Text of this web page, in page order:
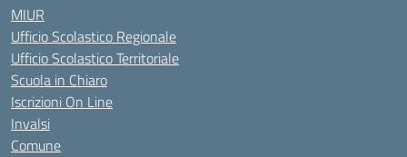
MIUR
Ufficio Scolastico Regionale
Ufficio Scolastico Territoriale
Scuola in Chiaro
Iscrizioni On Line
Invalsi
Comune